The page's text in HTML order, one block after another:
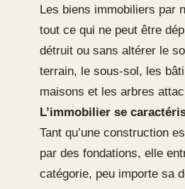
Les biens immobiliers par
tout ce qui ne peut être
détruit ou sans altérer le
terrain, le sous-sol, les
maisons et les arbres
L’immobilier se
Tant qu’une construction
par des fondations, elle
catégorie, peu importe sa